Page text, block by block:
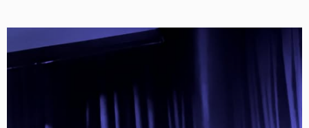
MÜZESI
ATATÜRK KÜTÜPHANESI
SANAT GALERILERI